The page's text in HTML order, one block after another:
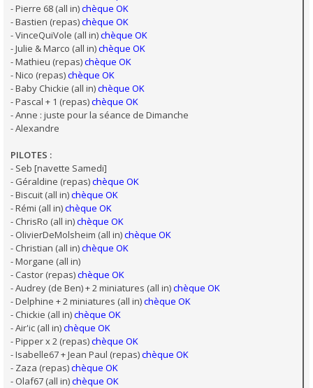
- Pierre 68 (all in)chèque OK
- Bastien (repas)chèque OK
- VinceQuiVole (all in)chèque OK
- Julie & Marco (all in)chèque OK
- Mathieu (repas)chèque OK
- Nico (repas)chèque OK
- Baby Chickie (all in)chèque OK
- Pascal + 1 (repas)chèque OK
- Anne : juste pour la séance de Dimanche
- Alexandre
PILOTES :
- Seb [navette Samedi]
- Géraldine (repas)chèque OK
- Biscuit (all in)chèque OK
- Rémi (all in)chèque OK
- ChrisRo (all in)chèque OK
- OlivierDeMolsheim (all in)chèque OK
- Christian (all in)chèque OK
- Morgane (all in)
- Castor (repas)chèque OK
- Audrey (de Ben) + 2 miniatures (all in)chèque OK
- Delphine + 2 miniatures (all in)chèque OK
- Chickie (all in)chèque OK
- Air'ic (all in)chèque OK
- Pipper x 2 (repas)chèque OK
- Isabelle67 + Jean Paul (repas)chèque OK
- Zaza (repas)chèque OK
- Olaf67 (all in)chèque OK